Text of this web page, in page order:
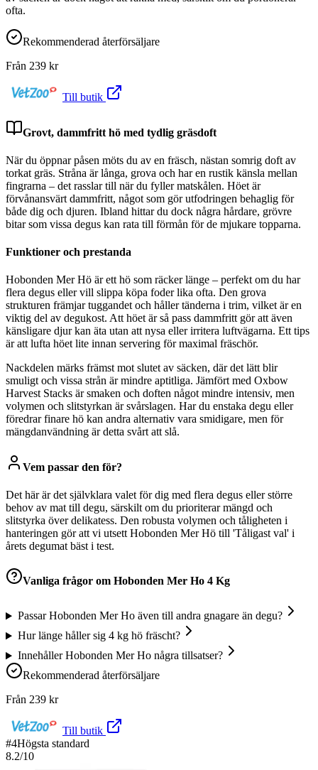
ofta.
Rekommenderad återförsäljare
Från 239 kr
Till butik
Grovt, dammfritt hö med tydlig gräsdoft
När du öppnar påsen möts du av en fräsch, nästan somrig doft av
torkat gräs. Stråna är långa, grova och har en rustik känsla mellan
fingrarna – det rasslar till när du fyller matskålen. Höet är
förvånansvärt dammfritt, något som gör utfodringen behaglig för
både dig och djuren. Ibland hittar du dock några hårdare, grövre
bitar som vissa degus kan rata till förmån för de mjukare topparna.
Funktioner och prestanda
Hobonden Mer Hö är ett hö som räcker länge – perfekt om du har
flera degus eller vill slippa köpa foder lika ofta. Den grova
strukturen främjar tuggandet och håller tänderna i trim, vilket är en
viktig del av degukost. Att höet är så pass dammfritt gör att även
känsligare djur kan äta utan att nysa eller irritera luftvägarna. Ett tips
är att lufta höet lite innan servering för maximal fräschör.
Nackdelen märks främst mot slutet av säcken, där det lätt blir
smuligt och vissa strån är mindre aptitliga. Jämfört med Oxbow
Harvest Stacks är smaken och doften något mindre intensiv, men
volymen och slitstyrkan är svårslagen. Har du enstaka degu eller
föredrar finare hö kan andra alternativ vara smidigare, men för
mängdanvändning är detta svårt att slå.
Vem passar den för?
Det här är det självklara valet för dig med flera degus eller större
behov av mat till degu, särskilt om du prioriterar mängd och
slitstyrka över delikatess. Den robusta volymen och tåligheten i
hanteringen gör att vi utsett Hobonden Mer Hö till 'Tåligast val' i
årets degumat bäst i test.
Vanliga frågor om Hobonden Mer Ho 4 Kg
Passar Hobonden Mer Ho även till andra gnagare än degu?
Hur länge håller sig 4 kg hö fräscht?
Innehåller Hobonden Mer Ho några tillsatser?
Rekommenderad återförsäljare
Från 239 kr
Till butik
#4Högsta standard
8.2/10